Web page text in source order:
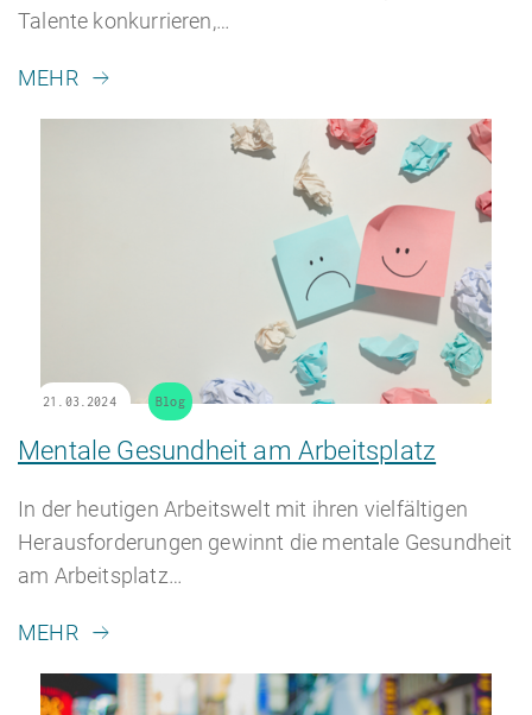
Talente konkurrieren,…
MEHR
21.03.2024 Blog
Mentale Gesundheit am Arbeitsplatz
In der heutigen Arbeitswelt mit ihren vielfältigen
Herausforderungen gewinnt die mentale Gesundheit
am Arbeitsplatz…
MEHR